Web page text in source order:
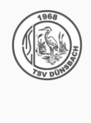
Inhalt
springen